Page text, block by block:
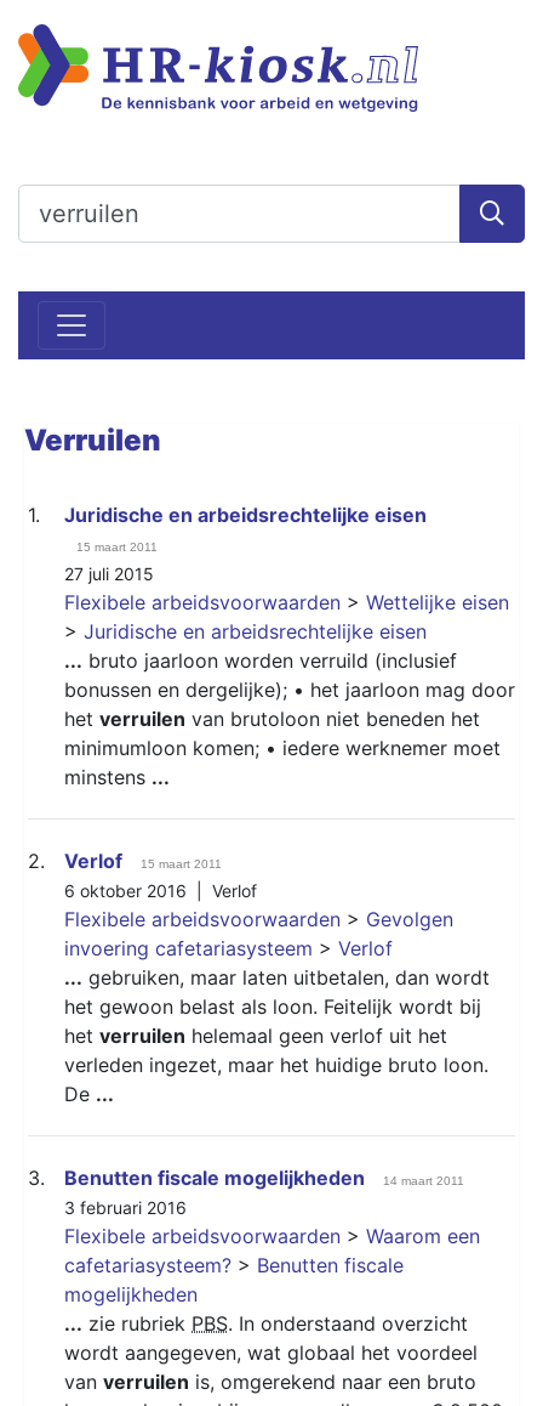
Verruilen
1. Juridische en arbeidsrechtelijke eisen
15 maart 2011
27 juli 2015
Flexibele arbeidsvoorwaarden > Wettelijke eisen
> Juridische en arbeidsrechtelijke eisen
... bruto jaarloon worden verruild (inclusief
bonussen en dergelijke); • het jaarloon mag door
het verruilen van brutoloon niet beneden het
minimumloon komen; • iedere werknemer moet
minstens ...
2. Verlof 15 maart 2011
6 oktober 2016 | Verlof
Flexibele arbeidsvoorwaarden > Gevolgen
invoering cafetariasysteem > Verlof
... gebruiken, maar laten uitbetalen, dan wordt
het gewoon belast als loon. Feitelijk wordt bij
het verruilen helemaal geen verlof uit het
verleden ingezet, maar het huidige bruto loon.
De ...
3. Benutten fiscale mogelijkheden 14 maart 2011
3 februari 2016
Flexibele arbeidsvoorwaarden > Waarom een
cafetariasysteem? > Benutten fiscale
mogelijkheden
... zie rubriek PBS. In onderstaand overzicht
wordt aangegeven, wat globaal het voordeel
van verruilen is, omgerekend naar een bruto